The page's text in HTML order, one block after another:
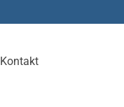
Kontakt